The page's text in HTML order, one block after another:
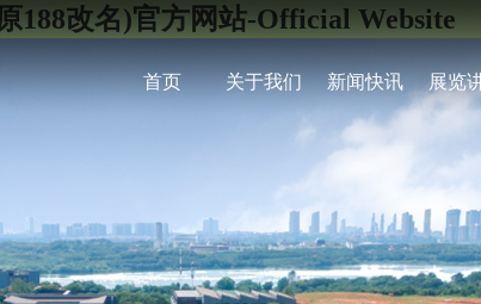
188改名)官方网站-Official Website
首页 关于我们 新闻快讯 展览